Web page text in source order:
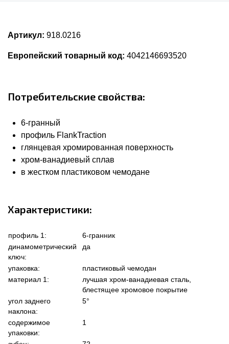
Артикул: 918.0216
Европейский товарный код: 4042146693520
Потребительские свойства:
6-гранный
профиль FlankTraction
глянцевая хромированная поверхность
хром-ванадиевый сплав
в жестком пластиковом чемодане
Характеристики:
профиль 1:
6-гранник
динамометрический
ключ:
да
упаковка:
пластиковый чемодан
материал 1:
лучшая хром-ванадиевая сталь,
блестящее хромовое покрытие
угол заднего
наклона:
5°
содержимое
упаковки:
1